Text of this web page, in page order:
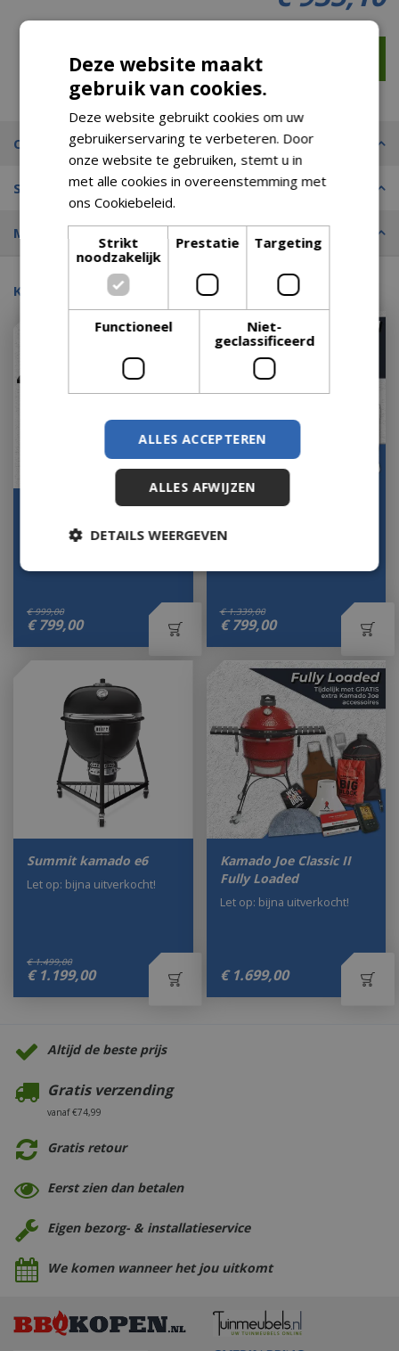
Omschrijving
Specificaties
Merk
Kijk ook eens naar:
Kamado Joe ® - Classic
€ 999,00
€ 799,00
Op voorraad
Volt! Industries Grenade
Grill 24 Inch Set
€ 1.339,00
€ 799,00
Summit kamado e6
€ 1.499,00
€ 1.199,00
Let op: bijna uitverkocht!
Kamado Joe Classic II
Fully Loaded
€ 1.699,00
Let op: bijna uitverkocht!
Altijd de beste prijs
Gratis verzending
vanaf €74,99
Gratis retour
Eerst zien dan betalen
Eigen bezorg- & installatieservice
We komen wanneer het jou uitkomt
Deze website maakt
gebruik van cookies.
Deze website gebruikt cookies om uw
gebruikerservaring te verbeteren. Door
onze website te gebruiken, stemt u in
met alle cookies in overeenstemming met
ons Cookiebeleid.
Strikt
noodzakelijk
Prestatie Targeting
Functioneel
Niet-
geclassificeerd
ALLES ACCEPTEREN
ALLES AFWIJZEN
DETAILS WEERGEVEN